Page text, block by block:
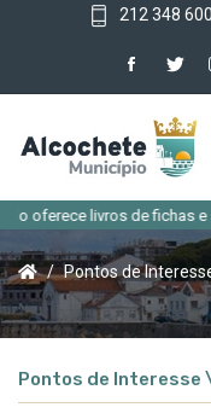
212 348
livros de fichas e
Pontos de
Pontos de Interesse